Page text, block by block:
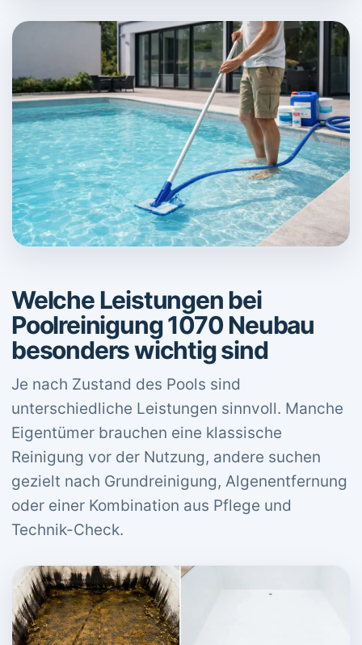
Welche Leistungen bei
Poolreinigung 1070 Neubau
besonders wichtig sind
Je nach Zustand des Pools sind
unterschiedliche Leistungen sinnvoll. Manche
Eigentümer brauchen eine klassische
Reinigung vor der Nutzung, andere suchen
gezielt nach Grundreinigung, Algenentfernung
oder einer Kombination aus Pflege und
Technik-Check.